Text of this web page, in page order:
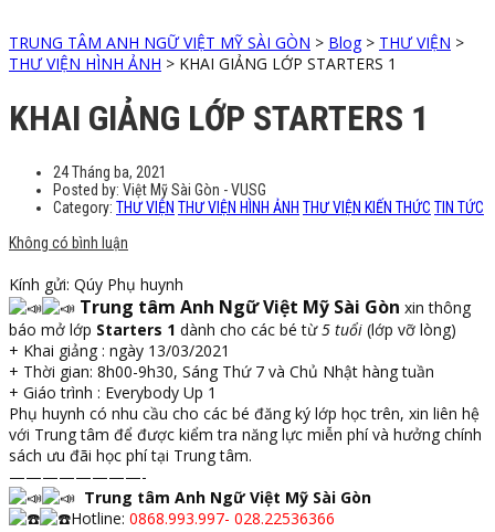
TRUNG TÂM ANH NGỮ VIỆT MỸ SÀI GÒN > Blog> THƯ VIỆN >
THƯ VIỆN HÌNH ẢNH > KHAI GIẢNG LỚP STARTERS 1
KHAI GIẢNG LỚP STARTERS 1
24 Tháng ba, 2021
Posted by: Việt Mỹ Sài Gòn - VUSG
Category: THƯ VIỆN THƯ VIỆN HÌNH ẢNH THƯ VIỆN KIẾN THỨC TIN TỨC
Không có bình luận
Kính gửi: Qúy Phụ huynh
Trung tâm Anh Ngữ Việt Mỹ Sài Gòn xin thông
báo mở lớp Starters 1 dành cho các bé từ5 tuổi (lớp vỡ lòng)
+ Khai giảng : ngày 13/03/2021
+ Thời gian: 8h00-9h30, Sáng Thứ 7 và Chủ Nhật hàng tuần
+ Giáo trình : Everybody Up 1
Phụ huynh có nhu cầu cho các bé đăng ký lớp học trên, xin liên hệ
với Trung tâm để được kiểm tra năng lực miễn phí và hưởng chính
sách ưu đãi học phí tại Trung tâm.
————————-
Trung tâm Anh Ngữ Việt Mỹ Sài Gòn
Hotline: 0868.993.997- 028.22536366